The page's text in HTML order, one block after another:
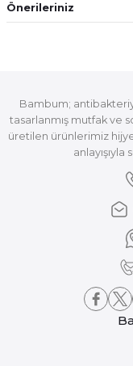
Önerileriniz
Bambum;
tasarlanmış mutfak ve
üretilen ürünlerimiz